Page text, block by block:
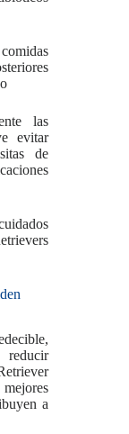
las
evitar
de
a